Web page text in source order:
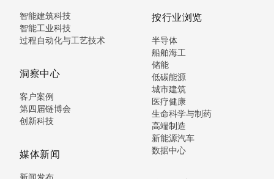
智能建筑科技
智能工业科技
过程自动化与工艺技术
洞察中心
客户案例
第四届链博会
创新科技
媒体新闻
按行业浏览
半导体
船舶海工
储能
低碳能源
城市建筑
医疗健康
生命科学与制药
高端制造
新能源汽车
数据中心